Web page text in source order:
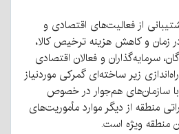
از فعالیت‌های اقتصادی و
زمان و کاهش هزینه ترخیص کالا،
سرمایه‌گذاران و فعالان اقتصادی
زیر ساخته‌ای گمرکی موردنیاز
سازمان‌های هم‌جوار در خصوص
منطقه از دیگر موارد مأموریت‌های
منطقه ویژه است.